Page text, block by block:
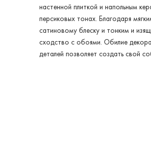
настенной плиткой и напольным
персиковых тонах. Благодаря
сатиновому блеску и тонким и
сходство с обоями. Обилие
деталей позволяет создать свой